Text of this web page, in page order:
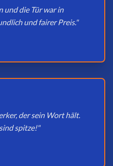
und die Tür war in
und fairer Preis."
der sein Wort hält.
spitze!"